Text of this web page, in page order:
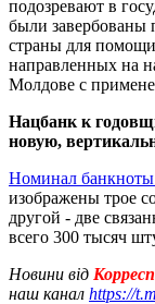
подозревают в
были завербованы
страны для
направленных на
Молдове с
Нацбанк к
новую,
Номинал банкноты
изображены трое
другой - две
всего 300 тысяч
Новини від
наш канал https://